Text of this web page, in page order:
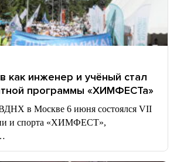
как инженер и учёный стал
программы «ХИМФЕСТа»
в Москве 6 июня состоялся VII
и спорта «ХИМФЕСТ»,